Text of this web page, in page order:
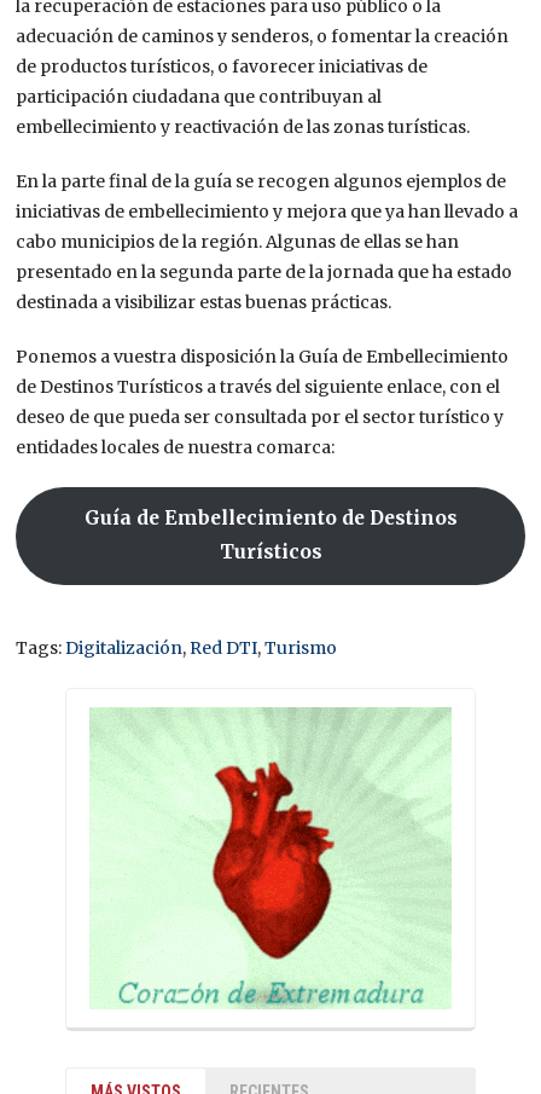
la recuperación de estaciones para uso público o la
adecuación de caminos y senderos, o fomentar la creación
de productos turísticos, o favorecer iniciativas de
participación ciudadana que contribuyan al
embellecimiento y reactivación de las zonas turísticas.
En la parte final de la guía se recogen algunos ejemplos de
iniciativas de embellecimiento y mejora que ya han llevado a
cabo municipios de la región. Algunas de ellas se han
presentado en la segunda parte de la jornada que ha estado
destinada a visibilizar estas buenas prácticas.
Ponemos a vuestra disposición la Guía de Embellecimiento
de Destinos Turísticos a través del siguiente enlace, con el
deseo de que pueda ser consultada por el sector turístico y
entidades locales de nuestra comarca:
Guía de Embellecimiento de Destinos
Turísticos
Tags:Digitalización,Red DTI,Turismo